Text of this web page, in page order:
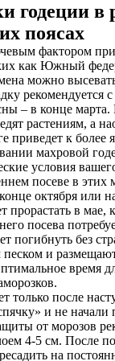
годеции в
поясах
фактором
как Южный
можно
рекомендуется
– в конце
растениям, а
приведет к
махровой
условия
посеве в этих
октября или
прорастать в мае,
посева
погибнуть без
и
время
только после
и не начали
от морозов
4-5 см. После
на